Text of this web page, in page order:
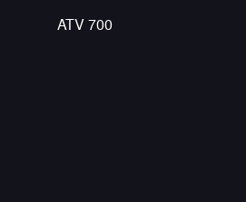
ATV 700